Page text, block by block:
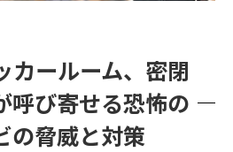
カールーム、密閉
呼び寄せる恐怖の
の脅威と対策